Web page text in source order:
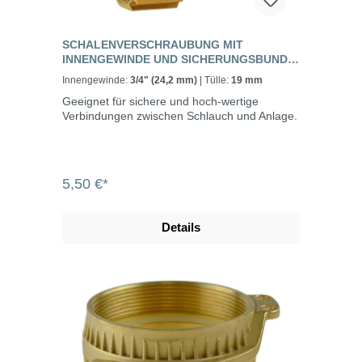
SCHALENVERSCHRAUBUNG MIT
INNENGEWINDE UND SICHERUNGSBUND,
MESSING, EN 14420
Innengewinde: 3/4" (24,2 mm) | Tülle: 19 mm
Geeignet für sichere und hoch-wertige
Verbindungen zwischen Schlauch und Anlage.
5,50 €*
Details